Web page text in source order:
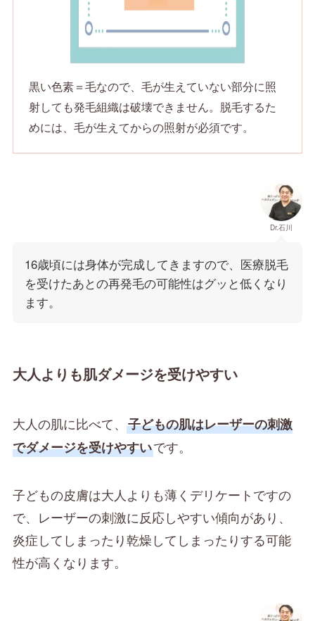
黒い色素＝毛なので、毛が生えていない部分に照
射しても発毛組織は破壊できません。脱毛するた
めには、毛が生えてからの照射が必須です。
Dr.石川
16歳頃には身体が完成してきますので、医療脱毛
を受けたあとの再発毛の可能性はグッと低くなり
ます。
大人よりも肌ダメージを受けやすい
大人の肌に比べて、 子どもの肌はレーザーの刺激
でダメージを受けやすいです。
子どもの皮膚は大人よりも薄くデリケートですの
で、レーザーの刺激に反応しやすい傾向があり、
炎症してしまったり乾燥してしまったりする可能
性が高くなります。